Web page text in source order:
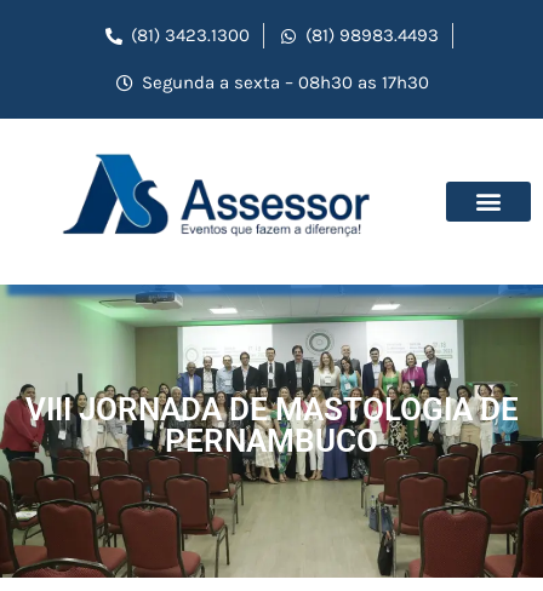
(81) 3423.1300 (81) 98983.4493
Segunda a sexta – 08h30 as 17h30
VIII JORNADA DE MASTOLOGIA DE
PERNAMBUCO